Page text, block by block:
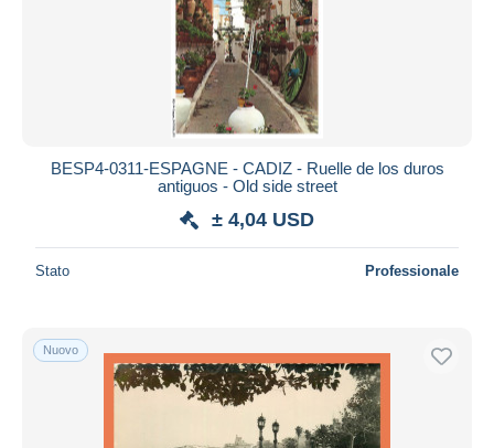
Aggiorna
BESP4-0311-ESPAGNE - CADIZ - Ruelle de los duros
antiguos - Old side street
± 4,04 USD
Stato Professionale
Nuovo